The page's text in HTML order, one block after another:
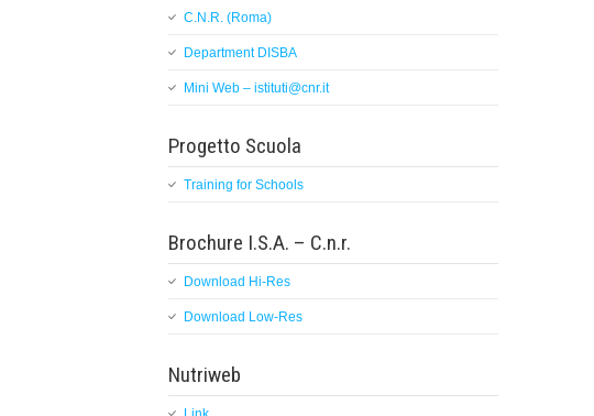
C.N.R. (Roma)
Department DISBA
Mini Web – istituti@cnr.it
Progetto Scuola
Training for Schools
Brochure I.S.A. – C.n.r.
Download Hi-Res
Download Low-Res
Nutriweb